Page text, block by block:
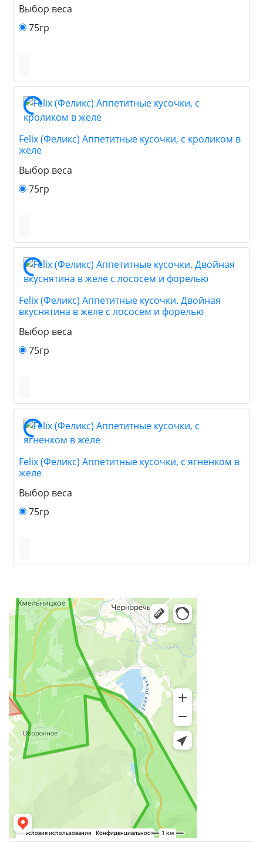
Выбор веса
75гр
Felix (Феликс) Аппетитные кусочки, с кроликом в
желе
Выбор веса
75гр
Felix (Феликс) Аппетитные кусочки. Двойная
вкуснятина в желе с лососем и форелью
Выбор веса
75гр
Felix (Феликс) Аппетитные кусочки, с ягненком в
желе
Выбор веса
75гр